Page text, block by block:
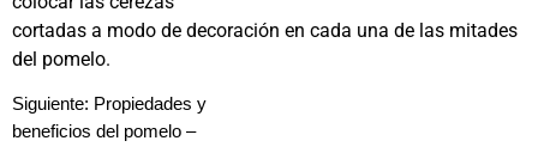
cortadas a modo de decoración en cada una de las mitades
del pomelo.
Siguiente: Propiedades y
beneficios del pomelo –